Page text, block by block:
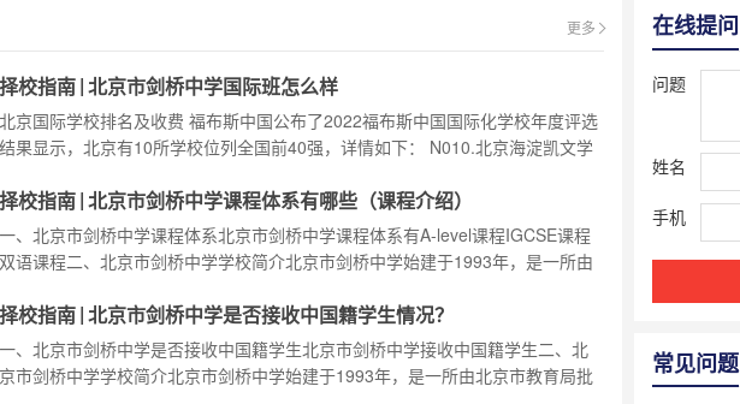
更多
择校指南|北京市剑桥中学国际班怎么样
北京国际学校排名及收费 福布斯中国公布了2022福布斯中国国际化学校年度评选
结果显示，北京有10所学校位列全国前40强，详情如下： N010.北京海淀凯文学
中英双语教学的海淀区旗舰国际化学校。海淀凯文坐落在风景优美、历史悠久的
玉泉山脚下，占地面积近400亩，是一所集自然生态、人文底蕴和时尚气息于一体
的花园式校
择校指南|北京市剑桥中学课程体系有哪些（课程介绍）
一、北京市剑桥中学课程体系北京市剑桥中学课程体系有A-level课程IGCSE课程
双语课程二、北京市剑桥中学学校简介北京市剑桥中学始建于1993年，是一所由
剑桥中学是已经通过英国剑桥大学教育质量保证的北京私立学校——拥有650年历
史的皇家学校，被北京教委评为北京最好的民办学校。 北京市剑桥中学地处北京
通州台湖镇，占地面积50
择校指南|北京市剑桥中学是否接收中国籍学生情况？
一、北京市剑桥中学是否接收中国籍学生北京市剑桥中学接收中国籍学生二、北
京市剑桥中学学校简介北京市剑桥中学始建于1993年，是一所由北京市教育局批
在线提问
问题
姓名
手机
常见问题